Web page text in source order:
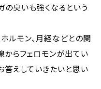
の臭いも強くなるという
ルモン、月経などとの関
からフェロモンが出てい
答えしていきたいと思い